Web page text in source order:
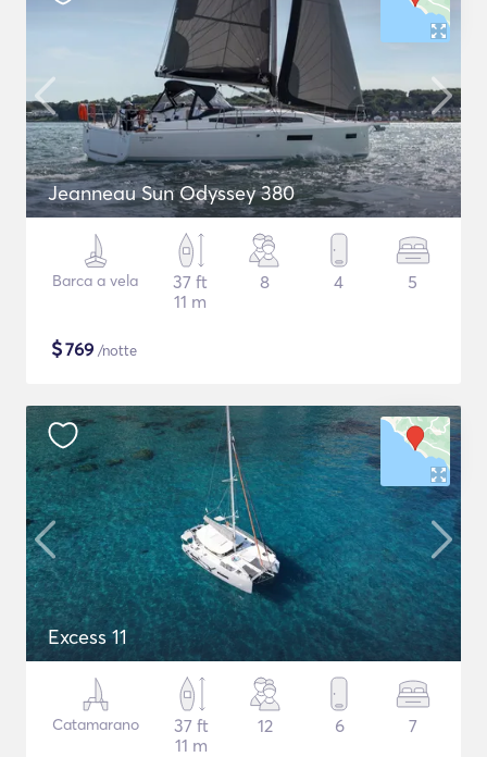
Jeanneau Sun Odyssey 380
Barca a vela
37 ft
11 m
8 4 5
$769 /notte
Excess 11
Catamarano
37 ft
11 m
12 6 7